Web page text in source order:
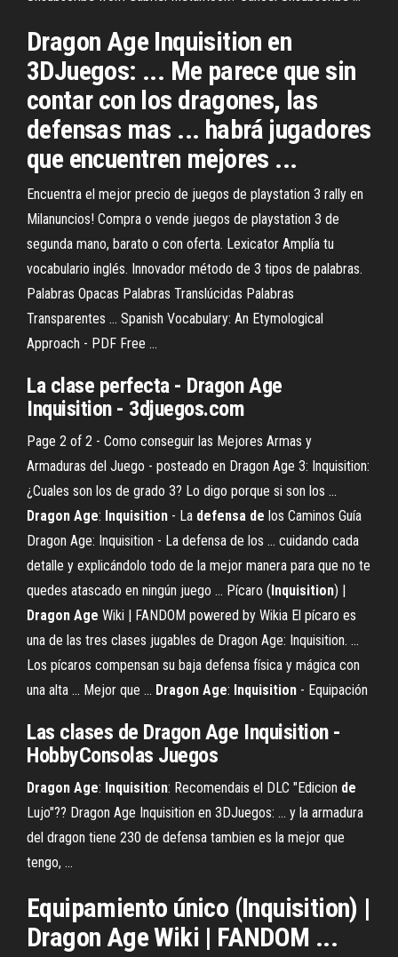
Dragon Age Inquisition en
3DJuegos: ... Me parece que sin
contar con los dragones, las
defensas mas ... habrá jugadores
que encuentren mejores ...
Encuentra el mejor precio de juegos de playstation 3 rally en
Milanuncios! Compra o vende juegos de playstation 3 de
segunda mano, barato o con oferta. Lexicator Amplía tu
vocabulario inglés. Innovador método de 3 tipos de palabras.
Palabras Opacas Palabras Translúcidas Palabras
Transparentes ... Spanish Vocabulary: An Etymological
Approach - PDF Free ...
La clase perfecta - DragonAge
Inquisition- 3djuegos.com
Page 2 of 2 - Como conseguir las Mejores Armas y
Armaduras del Juego - posteado en Dragon Age 3: Inquisition:
¿Cuales son los de grado 3? Lo digo porque si son los ...
Dragon Age: Inquisition - La defensa de los Caminos Guía
Dragon Age: Inquisition - La defensa de los ... cuidando cada
detalle y explicándolo todo de la mejor manera para que no te
quedes atascado en ningún juego ... Pícaro (Inquisition) |
Dragon Age Wiki | FANDOM powered by Wikia El pícaro es
una de las tres clases jugables de Dragon Age: Inquisition. ...
Los pícaros compensan su baja defensa física y mágica con
una alta ... Mejor que ... Dragon Age: Inquisition - Equipación
Las clases de DragonAge Inquisition-
HobbyConsolas Juegos
Dragon Age: Inquisition: Recomendais el DLC "Edicion de
Lujo"?? Dragon Age Inquisition en 3DJuegos: ... y la armadura
del dragon tiene 230 de defensa tambien es la mejor que
tengo, ...
Equipamiento único (Inquisition) |
Dragon Age Wiki | FANDOM ...